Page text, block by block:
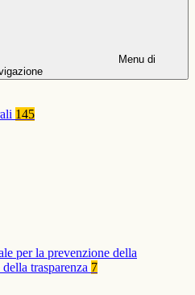
Menu di
145
per la prevenzione della
trasparenza 7